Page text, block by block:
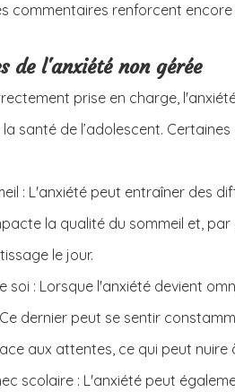
commentaires renforcent
de l'anxiété non gérée
prise en charge,
santé de l’adolescent.
: L'anxiété peut entraîner des
la qualité du sommeil et,
le jour.
soi : Lorsque l'anxiété devient
dernier peut se sentir
aux attentes, ce qui peut nuire
scolaire : L'anxiété peut